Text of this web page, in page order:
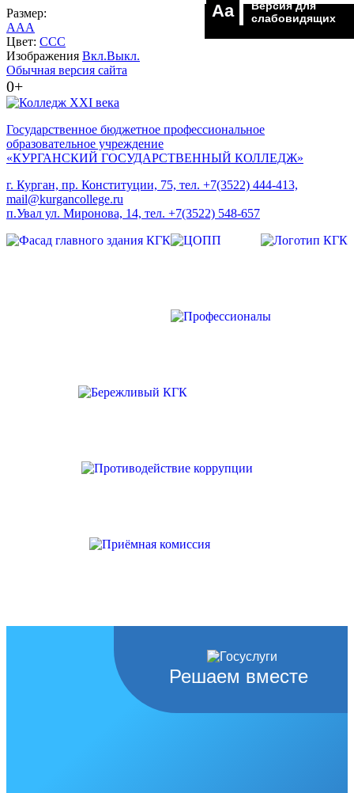
Размер:
AAA
Цвет: CCC
Изображения Вкл.Выкл.
Обычная версия сайта
0+
Aa
Версия для
слабовидящих
Государственное бюджетное профессиональное
образовательное учреждение
«КУРГАНСКИЙ ГОСУДАРСТВЕННЫЙ КОЛЛЕДЖ»
г. Курган, пр. Конституции, 75, тел. +7(3522) 444-413,
mail@kurgancollege.ru
п.Увал ул. Миронова, 14, тел. +7(3522) 548-657
Решаем вместе